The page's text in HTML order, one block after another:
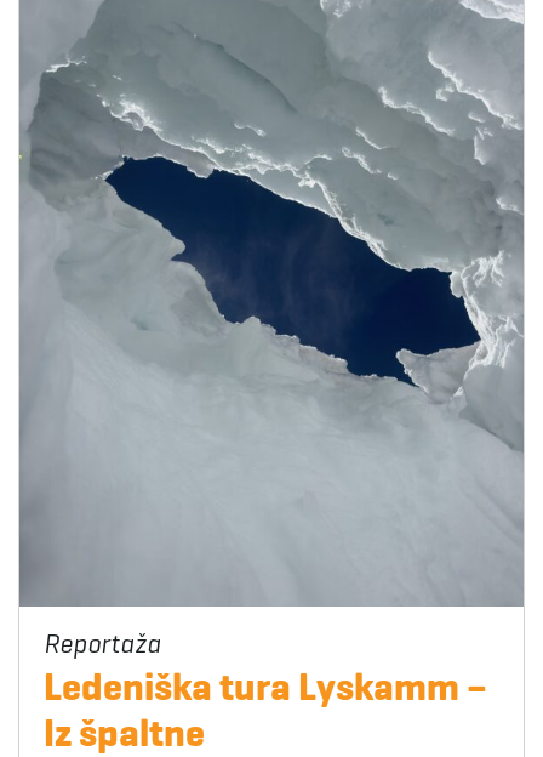
Ledeniška tura Lyskamm –
Iz špaltne